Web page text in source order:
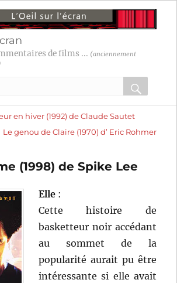
de films ... (anciennement
OK
:
en hiver (1992) de Claude Sautet
suivante :
Le genou de Claire (1970) d’ Eric Rohmer
(1998) de Spike Lee
Elle :
Cette histoire de
basketteur noir accédant
au sommet de la
popularité aurait pu être
intéressante si elle avait